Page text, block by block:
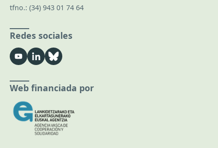
tfno.: (34) 943 01 74 64
Redes sociales
Web financiada por